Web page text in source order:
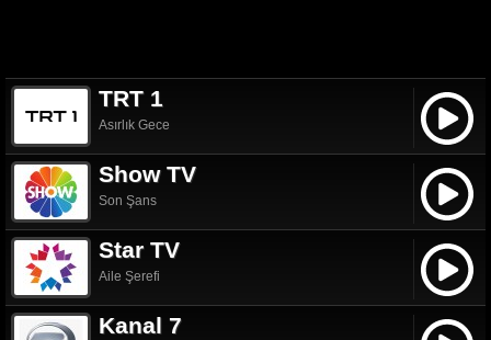
TRT 1
Asırlık Gece
Show TV
Son Şans
Star TV
Aile Şerefi
Kanal 7